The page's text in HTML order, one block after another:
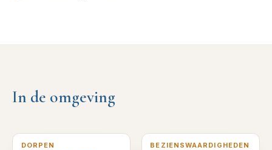
In de omgeving
DORPEN BEZIENSWAARDIGHEDEN